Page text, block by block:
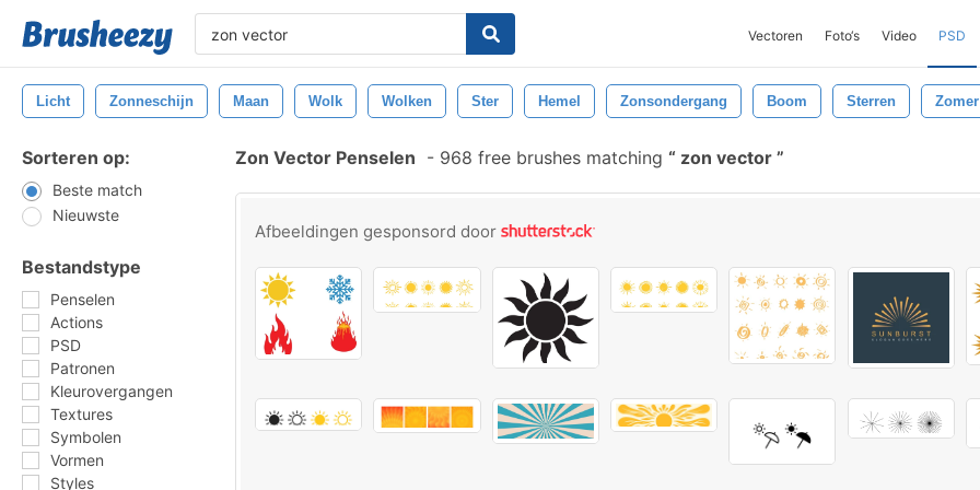
Vectoren Foto‘s Video PSD
Licht Zonneschijn Maan Wolk Wolken Ster Hemel Zonsondergang Boom Sterren Zomer
Sorteren op:
Beste match
Nieuwste
Bestandstype
Penselen
Actions
PSD
Patronen
Kleurovergangen
Textures
Symbolen
Vormen
Styles
Zon Vector Penselen - 968 free brushes matching zon vector
Afbeeldingen gesponsord door